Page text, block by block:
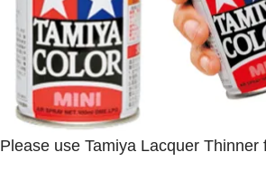
Please use Tamiya Lacquer Thinner